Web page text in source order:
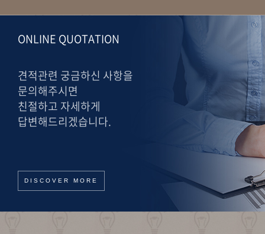
ONLINE QUOTATION
견적관련 궁금하신 사항을
문의해주시면
친절하고 자세하게
답변해드리겠습니다.
DISCOVER MORE